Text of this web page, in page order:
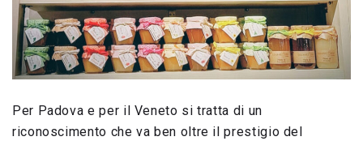
Per Padova e per il Veneto si tratta di un
riconoscimento che va ben oltre il prestigio del